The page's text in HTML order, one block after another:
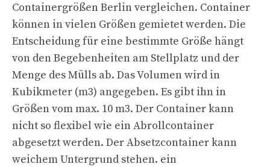
Containergrößen Berlin vergleichen. Container
können in vielen Größen gemietet werden. Die
Entscheidung für eine bestimmte Größe hängt
von den Begebenheiten am Stellplatz und der
Menge des Mülls ab. Das Volumen wird in
Kubikmeter (m3) angegeben. Es gibt ihn in
Größen vom max. 10 m3. Der Container kann
nicht so flexibel wie ein Abrollcontainer
abgesetzt werden. Der Absetzcontainer kann
weichem Untergrund stehen. ein